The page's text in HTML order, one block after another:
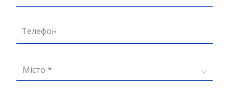
Телефон
Місто *